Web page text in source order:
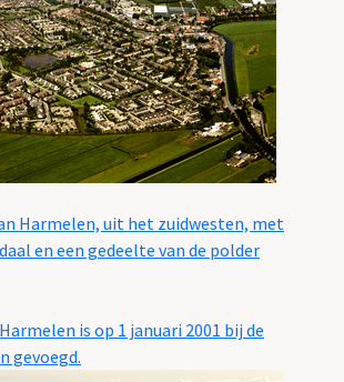
Harmelen, uit het zuidwesten, met
en een gedeelte van de polder
is op 1 januari 2001 bij de
gevoegd.